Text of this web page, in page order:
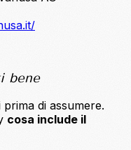
bene
di assumere.
cosa include il